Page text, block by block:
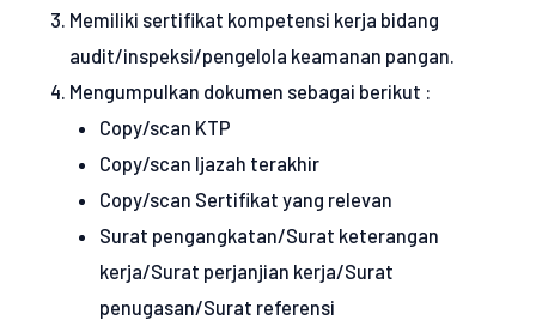
Memiliki sertifikat kompetensi kerja bidang
audit/inspeksi/pengelola keamanan pangan.
Mengumpulkan dokumen sebagai berikut :
Copy/scan KTP
Copy/scan Ijazah terakhir
Copy/scan Sertifikat yang relevan
Surat pengangkatan/Surat keterangan
kerja/Surat perjanjian kerja/Surat
penugasan/Surat referensi